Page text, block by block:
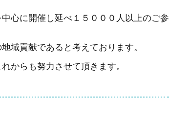
心に開催し延べ１５０００人以上のご参
域貢献であると考えております。
からも努力させて頂きます。